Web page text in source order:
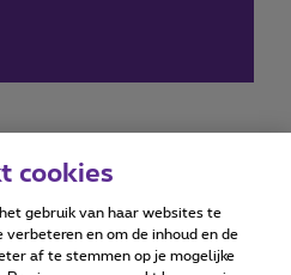
Accessibility statement
cookies
gebruik van haar websites te
en om de inhoud en de
af te stemmen op je mogelijke